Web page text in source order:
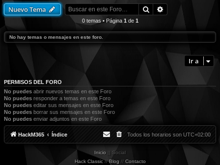
Nuevo Tema Buscar
0 temas • Página 1 de 1
No hay temas o mensajes en este foro.
Ir a
PERMISOS DEL FORO
No puedes abrir nuevos temas en este Foro
No puedes responder a temas en este Foro
No puedes editar sus mensajes en este Foro
No puedes borrar sus mensajes en este Foro
No puedes enviar adjuntos en este Foro
HackM365 Índice Todos los horarios son UTC+02:00
Inicio || Social
Hack Classic//Blog // Contacto